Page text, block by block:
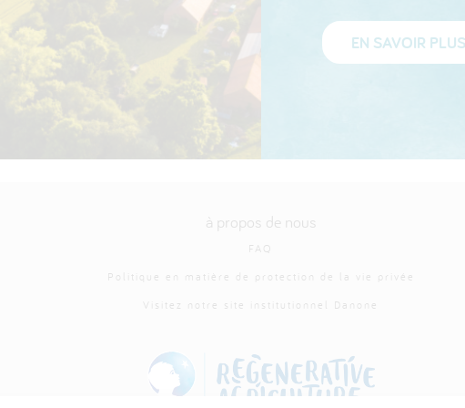
EN SAVOIR
à propos de nous
FAQ
Politique en matière de protection de la vie privée
Visitez notre site institutionnel Danone